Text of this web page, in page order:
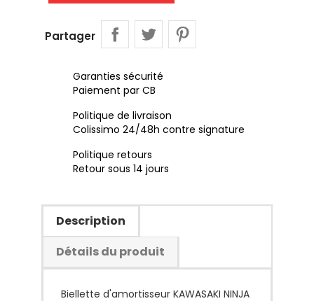
Partager
Garanties sécurité
Paiement par CB
Politique de livraison
Colissimo 24/48h contre signature
Politique retours
Retour sous 14 jours
Description
Détails du produit
Biellette d'amortisseur KAWASAKI NINJA